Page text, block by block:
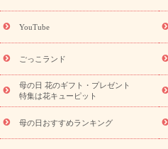
(トルコキキョウ)
9月の誕生花(
ら探す
お祝いの花特集 当日
念日
結婚祝い 出産祝い 退
寿祝い
プチギフト ペットの
供え・お悔やみ商品一覧
お供
YouTube
ごっこランド
母の日 花のギフト・プレゼント
特集は花キューピット
母の日おすすめランキング